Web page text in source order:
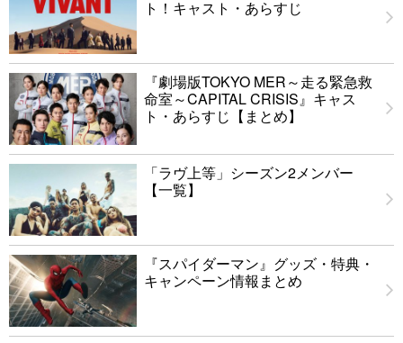
ト！キャスト・あらすじ
『劇場版TOKYO MER～走る緊急救
命室～CAPITAL CRISIS』キャス
ト・あらすじ【まとめ】
「ラヴ上等」シーズン2メンバー
【一覧】
『スパイダーマン』グッズ・特典・
キャンペーン情報まとめ